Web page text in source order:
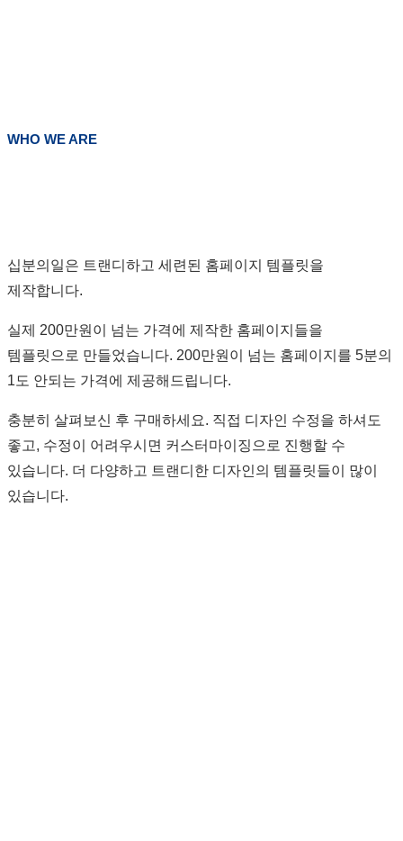
WHO WE ARE
십분의일은 트랜디하고 세련된 홈페이지 템플릿을
제작합니다.
실제 200만원이 넘는 가격에 제작한 홈페이지들을
템플릿으로 만들었습니다. 200만원이 넘는 홈페이지를 5분의
1도 안되는 가격에 제공해드립니다.
충분히 살펴보신 후 구매하세요. 직접 디자인 수정을 하셔도
좋고, 수정이 어려우시면 커스터마이징으로 진행할 수
있습니다. 더 다양하고 트랜디한 디자인의 템플릿들이 많이
있습니다.